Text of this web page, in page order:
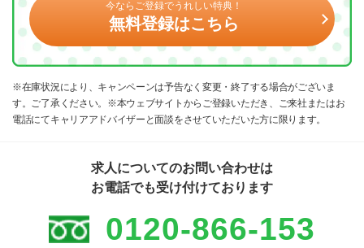
今ならご登録でうれしい特典！
無料登録はこちら
※在庫状況により、キャンペーンは予告なく変更・終了する場合がございま
す。ご了承ください。※本ウェブサイトからご登録いただき、ご来社またはお
電話にてキャリアアドバイザーと面談をさせていただいた方に限ります。
求人についてのお問い合わせは
お電話でも受け付けております
0120-866-153